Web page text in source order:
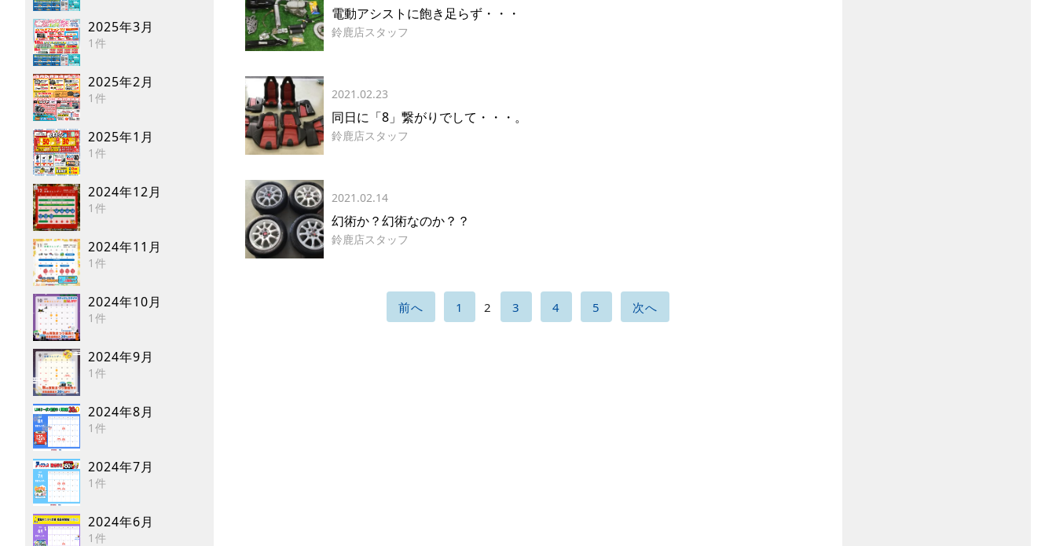
2025年3月
1件
2025年2月
1件
2025年1月
1件
2024年12月
1件
2024年11月
1件
2024年10月
1件
2024年9月
1件
2024年8月
1件
2024年7月
1件
2024年6月
1件
電動アシストに飽き足らず・・・
鈴鹿店スタッフ
2021.02.23
同日に「8」繋がりでして・・・。
鈴鹿店スタッフ
2021.02.14
幻術か？幻術なのか？？
鈴鹿店スタッフ
前へ 1 2 3 4 5 次へ